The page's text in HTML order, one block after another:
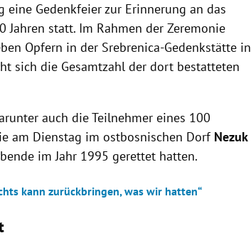
zu 781 Jahren Haft verurteilt, darunter
Karadžić.
Meinl-Reisinger betonen die Notwendigkeit,
Gedenkfeier zur Erinnerung an das
Jahren statt. Im Rahmen der Zeremonie
Opfern in der Srebrenica-Gedenkstätte in
sich die Gesamtzahl der dort bestatteten
auch die Teilnehmer eines 100
am Dienstag im ostbosnischen Dorf Nezuk
im Jahr 1995 gerettet hatten.
kann zurückbringen, was wir hatten“